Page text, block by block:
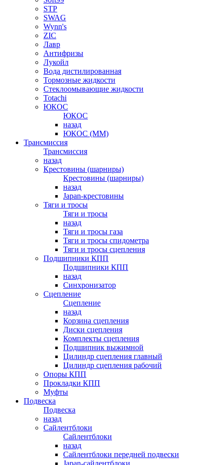
STP
SWAG
Wynn's
ZIC
Лавр
Антифризы
Лукойл
Вода дистилированная
Тормозные жидкости
Стеклоомывающие жидкости
Totachi
ЮКОС
ЮКОС
назад
ЮКОС (ММ)
Трансмиссия
Трансмиссия
назад
Крестовины (шарниры)
Крестовины (шарниры)
назад
Japan-крестовины
Тяги и тросы
Тяги и тросы
назад
Тяги и тросы газа
Тяги и тросы спидометра
Тяги и тросы сцепления
Подшипники КПП
Подшипники КПП
назад
Синхронизатор
Сцепление
Сцепление
назад
Корзина сцепления
Диски сцепления
Комплекты сцепления
Подшипник выжимной
Цилиндр сцепления главный
Цилиндр сцепления рабочий
Опоры КПП
Прокладки КПП
Муфты
Подвеска
Подвеска
назад
Сайлентблоки
Сайлентблоки
назад
Сайлентблоки передней подвески
Japan-сайлентблоки